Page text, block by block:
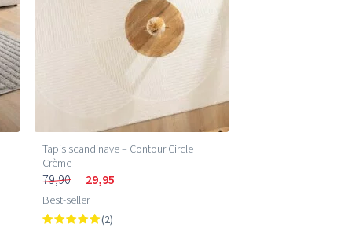
Tapis scandinave – Contour Circle
Crème
79,90 29,95
Best-seller
(2)